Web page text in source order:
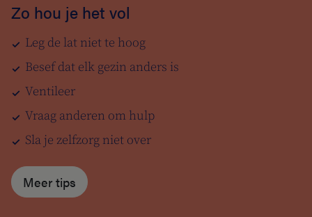
Zo hou je het vol
Leg de lat niet te hoog
Besef dat elk gezin anders is
Ventileer
Vraag anderen om hulp
Sla je zelfzorg niet over
Meer tips